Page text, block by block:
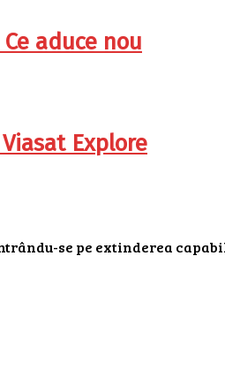
aduce nou
Explore
se pe extinderea